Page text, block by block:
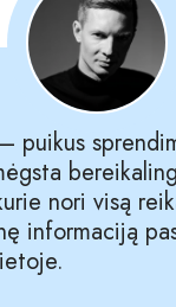
puikus
nori visą
informaciją